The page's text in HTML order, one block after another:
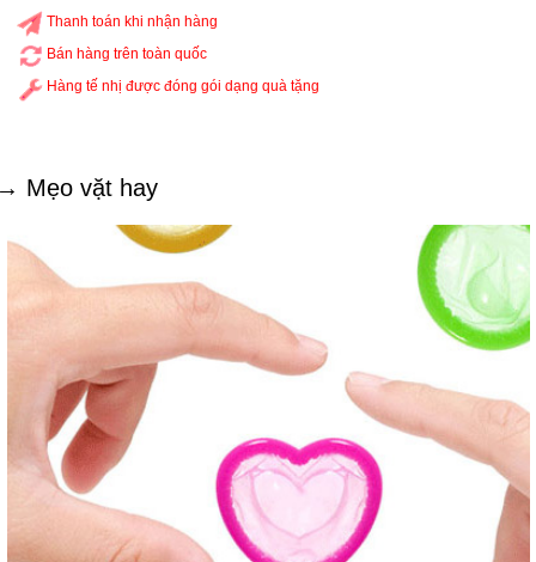
Thanh toán khi nhận hàng
Bán hàng trên toàn quốc
Hàng tế nhị được đóng gói dạng quà tặng
Mẹo vặt hay